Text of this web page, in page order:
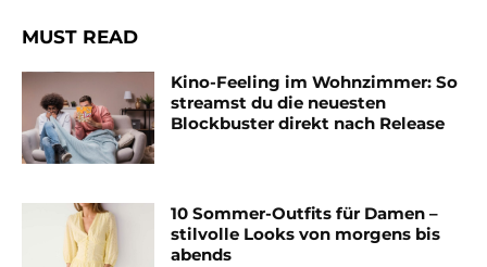
MUST READ
Kino-Feeling im Wohnzimmer: So
streamst du die neuesten
Blockbuster direkt nach Release
10 Sommer-Outfits für Damen –
stilvolle Looks von morgens bis
abends